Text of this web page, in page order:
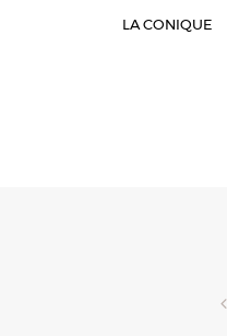
LA CONIQUE
de luminaires, cette